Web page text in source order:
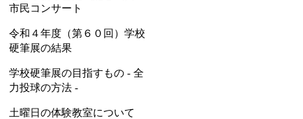
市民コンサート
令和４年度（第６０回）学校
硬筆展の結果
学校硬筆展の目指すもの - 全
力投球の方法 -
土曜日の体験教室について